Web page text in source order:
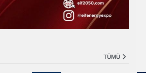
TÜMÜ